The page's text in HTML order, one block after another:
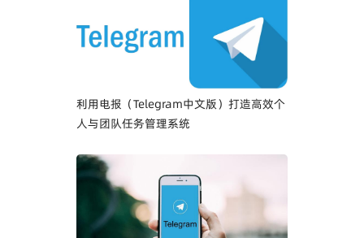
利用电报（Telegram中文版）打造高效个
人与团队任务管理系统